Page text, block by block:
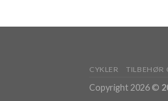
CYKLER TILBEHØR
Copyright 2026 ©